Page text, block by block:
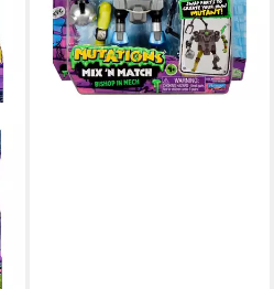
13,95 € UVP18,99 €
-27%
lieferbar - in 8-10 Werktagen bei